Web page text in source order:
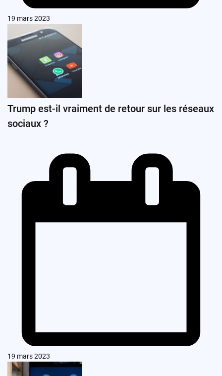
19 mars 2023
Trump est-il vraiment de retour sur les réseaux
sociaux ?
19 mars 2023